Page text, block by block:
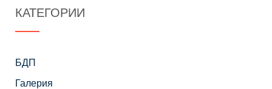
КАТЕГОРИИ
БДП
Галерия